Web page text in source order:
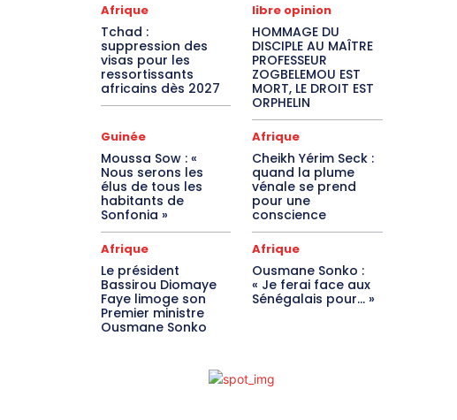
Afrique
Tchad :
suppression des
visas pour les
ressortissants
africains dès 2027
libre opinion
HOMMAGE DU
DISCIPLE AU MAÎTRE
PROFESSEUR
ZOGBELEMOU EST
MORT, LE DROIT EST
ORPHELIN
Guinée
Moussa Sow : «
Nous serons les
élus de tous les
habitants de
Sonfonia »
Afrique
Cheikh Yérim Seck :
quand la plume
vénale se prend
pour une
conscience
Afrique
Le président
Bassirou Diomaye
Faye limoge son
Premier ministre
Ousmane Sonko
Afrique
Ousmane Sonko :
« Je ferai face aux
Sénégalais pour… »